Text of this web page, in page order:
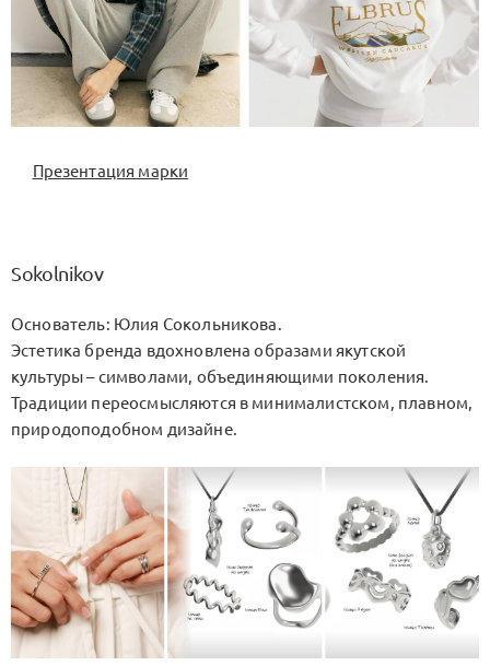
Презентация марки
Sokolnikov
Основатель: Юлия Сокольникова.
Эстетика бренда вдохновлена образами якутской
культуры – символами, объединяющими поколения.
Традиции переосмысляются в минималистском, плавном,
природоподобном дизайне.